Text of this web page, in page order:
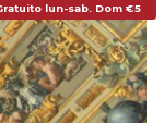
lun-sab. Dom €5